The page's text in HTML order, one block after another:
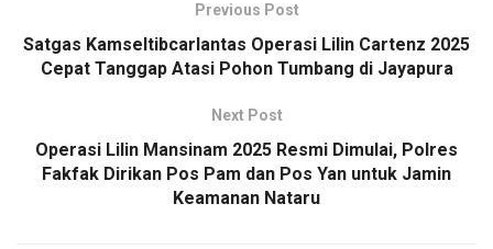
Previous Post
Satgas Kamseltibcarlantas Operasi Lilin Cartenz 2025
Cepat Tanggap Atasi Pohon Tumbang di Jayapura
Next Post
Operasi Lilin Mansinam 2025 Resmi Dimulai, Polres
Fakfak Dirikan Pos Pam dan Pos Yan untuk Jamin
Keamanan Nataru